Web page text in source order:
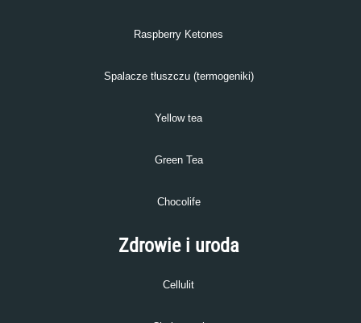
Raspberry Ketones
Spalacze tłuszczu (termogeniki)
Yellow tea
Green Tea
Chocolife
Zdrowie i uroda
Cellulit